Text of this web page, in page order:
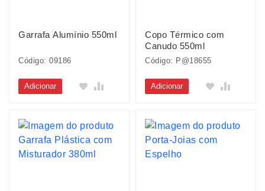
Garrafa Alumínio 550ml
Código: 09186
Adicionar
Copo Térmico com
Canudo 550ml
Código: P@18655
Adicionar